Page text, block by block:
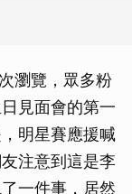
瀏覽，眾多粉
見面會的第一
明星賽應援喊
注意到這是李
一件事，居然